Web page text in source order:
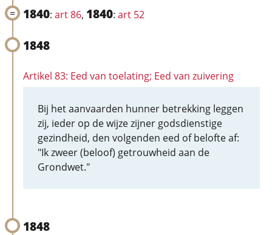
1840: art 86, 1840: art 52
1848
Artikel 83: Eed van toelating; Eed van zuivering
Bij het aanvaarden hunner betrekking leggen
zij, ieder op de wijze zijner godsdienstige
gezindheid, den volgenden eed of belofte af:
"Ik zweer (beloof) getrouwheid aan de
Grondwet."
1848